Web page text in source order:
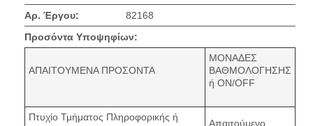
Αρ. Έργου:
82168
Προσόντα Υποψηφίων:
ΑΠΑΙΤΟΥΜΕΝΑ ΠΡΟΣΟΝΤΑ
ΜΟΝΑΔΕΣ
ΒΑΘΜΟΛΟΓΗΣΗΣ
ή ON/OFF
Πτυχίο Τμήματος Πληροφορικής ή
Απαιτούμενο